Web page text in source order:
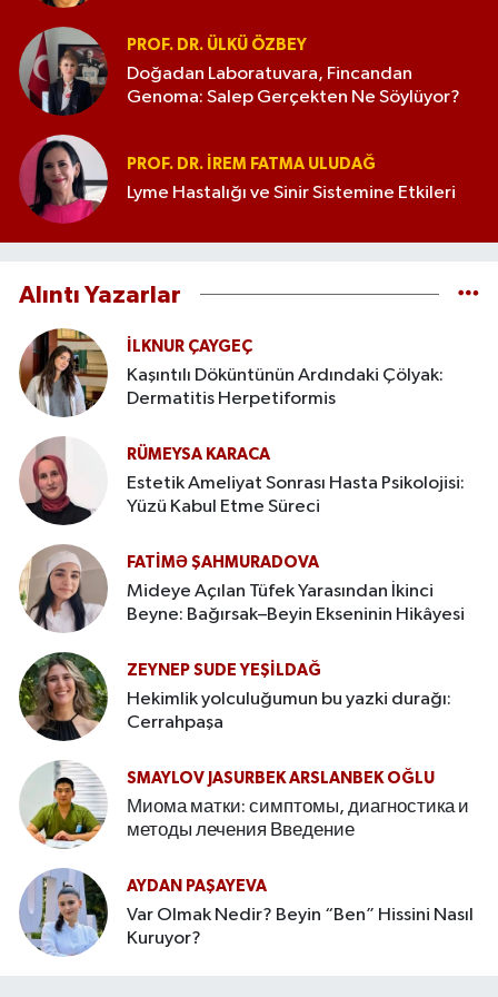
PROF. DR. ÜLKÜ ÖZBEY
Doğadan Laboratuvara, Fincandan
Genoma: Salep Gerçekten Ne Söylüyor?
PROF. DR. İREM FATMA ULUDAĞ
Lyme Hastalığı ve Sinir Sistemine Etkileri
Alıntı Yazarlar
İLKNUR ÇAYGEÇ
Kaşıntılı Döküntünün Ardındaki Çölyak:
Dermatitis Herpetiformis
RÜMEYSA KARACA
Estetik Ameliyat Sonrası Hasta Psikolojisi:
Yüzü Kabul Etme Süreci
FATIMƏ ŞAHMURADOVA
Mideye Açılan Tüfek Yarasından İkinci
Beyne: Bağırsak–Beyin Ekseninin Hikâyesi
ZEYNEP SUDE YEŞİLDAĞ
Hekimlik yolculuğumun bu yazki durağı:
Cerrahpaşa
SMAYLOV JASURBEK ARSLANBEK OĞLU
Миома матки: симптомы, диагностика и
методы лечения Введение
AYDAN PAŞAYEVA
Var Olmak Nedir? Beyin “Ben” Hissini Nasıl
Kuruyor?